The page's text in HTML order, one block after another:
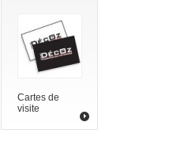
Cartes de
visite